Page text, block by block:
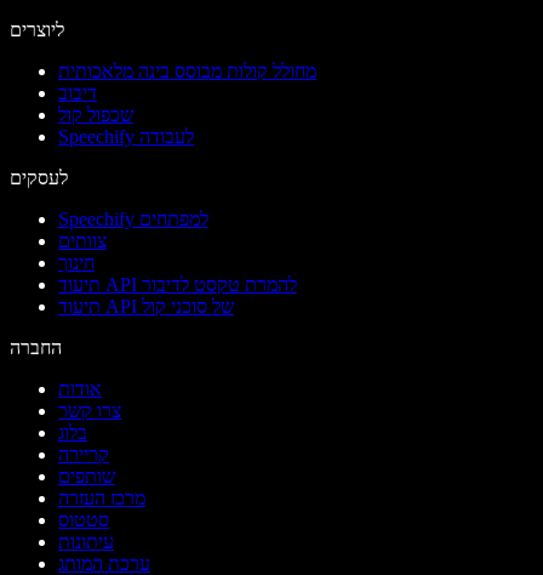
ליוצרים
מחולל קולות מבוסס בינה מלאכותית
דיבוב
שכפול קול
Speechify לעבודה
לעסקים
Speechify למפתחים
צוותים
חינוך
תיעוד API להמרת טקסט לדיבור
תיעוד API של סוכני קול
החברה
אודות
צרו קשר
בלוג
קריירה
שותפים
מרכז העזרה
סטטוס
עיתונות
ערכת המותג